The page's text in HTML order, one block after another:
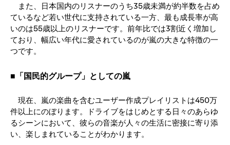
また、日本国内のリスナーのうち35歳未満が約半数を占め
ているなど若い世代に支持されている一方、最も成長率が高
いのは55歳以上のリスナーです。前年比では3割近く増加し
ており、幅広い年代に愛されているのが嵐の大きな特徴の一
つです。
■「国民的グループ」としての嵐
現在、嵐の楽曲を含むユーザー作成プレイリストは450万
件以上にのぼります。ドライブをはじめとする日々のあらゆ
るシーンにおいて、彼らの音楽が人々の生活に密接に寄り添
い、楽しまれていることがわかります。